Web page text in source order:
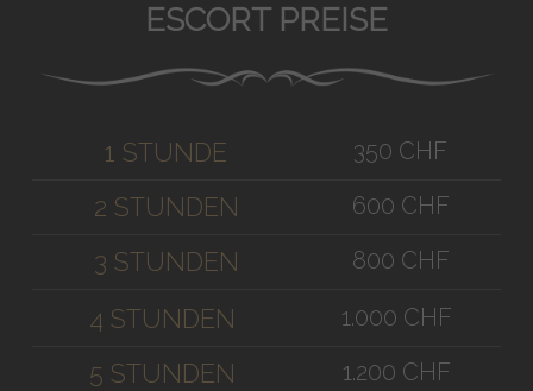
ESCORT PREISE
1 STUNDE 350 CHF
2 STUNDEN 600 CHF
3 STUNDEN 800 CHF
4 STUNDEN 1.000 CHF
5 STUNDEN 1.200 CHF